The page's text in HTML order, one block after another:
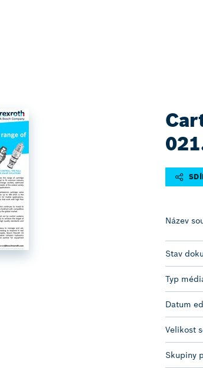
Název
Stav
Typ
Datum
Velikost
Skupiny